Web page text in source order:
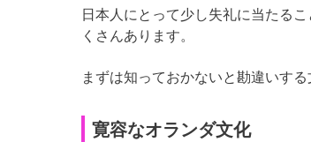
日本人にとって少し失礼に当たる
くさんあります。
まずは知っておかないと勘違いす
寛容なオランダ文化